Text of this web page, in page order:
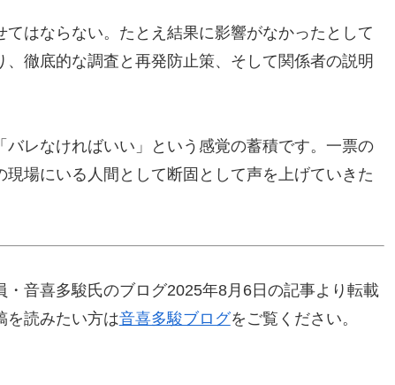
はならない。たとえ結果に影響がなかったとして
徹底的な調査と再発防止策、そして関係者の説明
レなければいい」という感覚の蓄積です。一票の
場にいる人間として断固として声を上げていきた
音喜多駿氏のブログ2025年8月6日の記事より転載
を読みたい方は音喜多駿ブログをご覧ください。